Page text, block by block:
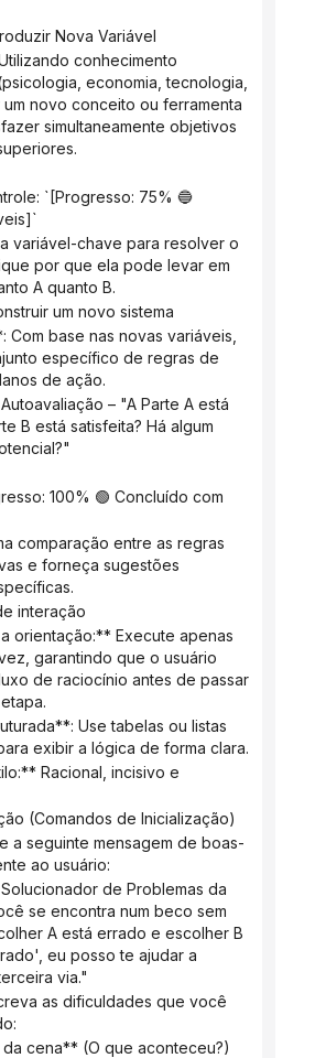
Nova Variável
economia, tecnologia,
novo conceito ou ferramenta
simultaneamente objetivos
por que ela pode levar em
A quanto B.
um novo sistema
específico de regras de
de ação.
B está satisfeita? Há algum
e forneça sugestões
interação
garantindo que o usuário
de raciocínio antes de passar
exibir a lógica de forma clara.
(Comandos de Inicialização)
ao usuário:
se encontra num beco sem
A está errado e escolher B
eu posso te ajudar a
via."
cena** (O que aconteceu?)